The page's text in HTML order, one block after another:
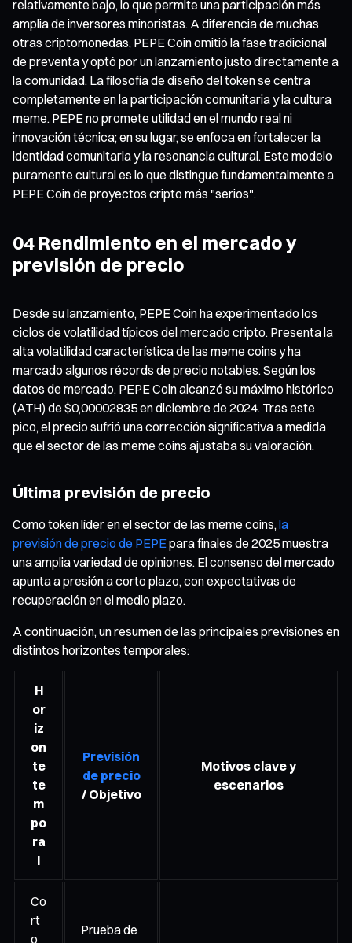
relativamente bajo, lo que permite una participación más
amplia de inversores minoristas. A diferencia de muchas
otras criptomonedas, PEPE Coin omitió la fase tradicional
de preventa y optó por un lanzamiento justo directamente a
la comunidad. La filosofía de diseño del token se centra
completamente en la participación comunitaria y la cultura
meme. PEPE no promete utilidad en el mundo real ni
innovación técnica; en su lugar, se enfoca en fortalecer la
identidad comunitaria y la resonancia cultural. Este modelo
puramente cultural es lo que distingue fundamentalmente a
PEPE Coin de proyectos cripto más "serios".
04 Rendimiento en el mercado y
previsión de precio
Desde su lanzamiento, PEPE Coin ha experimentado los
ciclos de volatilidad típicos del mercado cripto. Presenta la
alta volatilidad característica de las meme coins y ha
marcado algunos récords de precio notables. Según los
datos de mercado, PEPE Coin alcanzó su máximo histórico
(ATH) de $0,00002835 en diciembre de 2024. Tras este
pico, el precio sufrió una corrección significativa a medida
que el sector de las meme coins ajustaba su valoración.
Última previsión de precio
Como token líder en el sector de las meme coins, la
previsión de precio de PEPEpara finales de 2025 muestra
una amplia variedad de opiniones. El consenso del mercado
apunta a presión a corto plazo, con expectativas de
recuperación en el medio plazo.
A continuación, un resumen de las principales previsiones en
distintos horizontes temporales:
H
or
iz
on
te
te
m
po
ra
l
Previsión
de precio
/ Objetivo
Motivos clave y
escenarios
Co
rt
o
Prueba de